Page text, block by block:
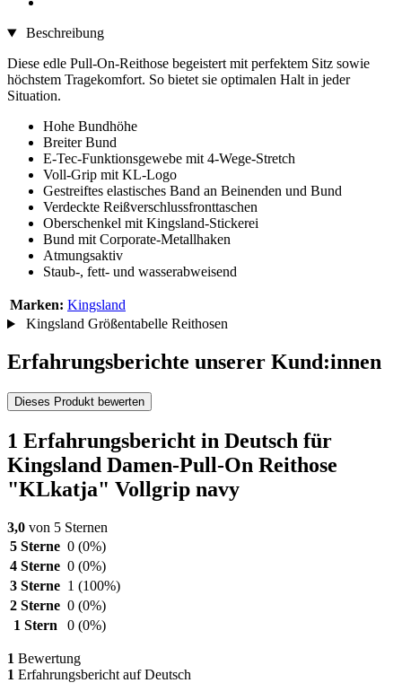
Beschreibung
Diese edle Pull-On-Reithose begeistert mit perfektem Sitz sowie
höchstem Tragekomfort. So bietet sie optimalen Halt in jeder
Situation.
Hohe Bundhöhe
Breiter Bund
E-Tec-Funktionsgewebe mit 4-Wege-Stretch
Voll-Grip mit KL-Logo
Gestreiftes elastisches Band an Beinenden und Bund
Verdeckte Reißverschlussfronttaschen
Oberschenkel mit Kingsland-Stickerei
Bund mit Corporate-Metallhaken
Atmungsaktiv
Staub-, fett- und wasserabweisend
Marken: Kingsland
Kingsland Größentabelle Reithosen
Erfahrungsberichte unserer Kund:innen
Dieses Produkt bewerten
1 Erfahrungsbericht in Deutsch für
Kingsland Damen-Pull-On Reithose
"KLkatja" Vollgrip navy
3,0 von 5 Sternen
5 Sterne 0 (0%)
4 Sterne 0 (0%)
3 Sterne 1 (100%)
2 Sterne 0 (0%)
1 Stern
0 (0%)
1 Bewertung
1 Erfahrungsbericht auf Deutsch